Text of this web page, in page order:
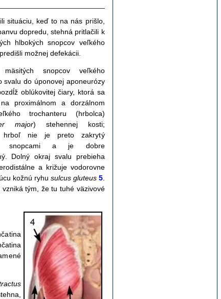
situáciu, keď to na nás prišlo,
dopredu, stehná pritlačili k
hlbokých snopcov veľkého
možnej defekácii.
mäsitých snopcov veľkého
svalu do úponovej aponeurózy
oblúkovitej čiary, ktorá sa
proximálnom a dorzálnom
trochanteru (hrbolca)
major) stehennej kosti;
hrboľ nie je preto zakrytý
snopcami a je dobre
Dolný okraj svalu prebieha
a križuje vodorovne
kožnú ryhu sulcus gluteus 5.
vzniká tým, že tu tuhé väzivové